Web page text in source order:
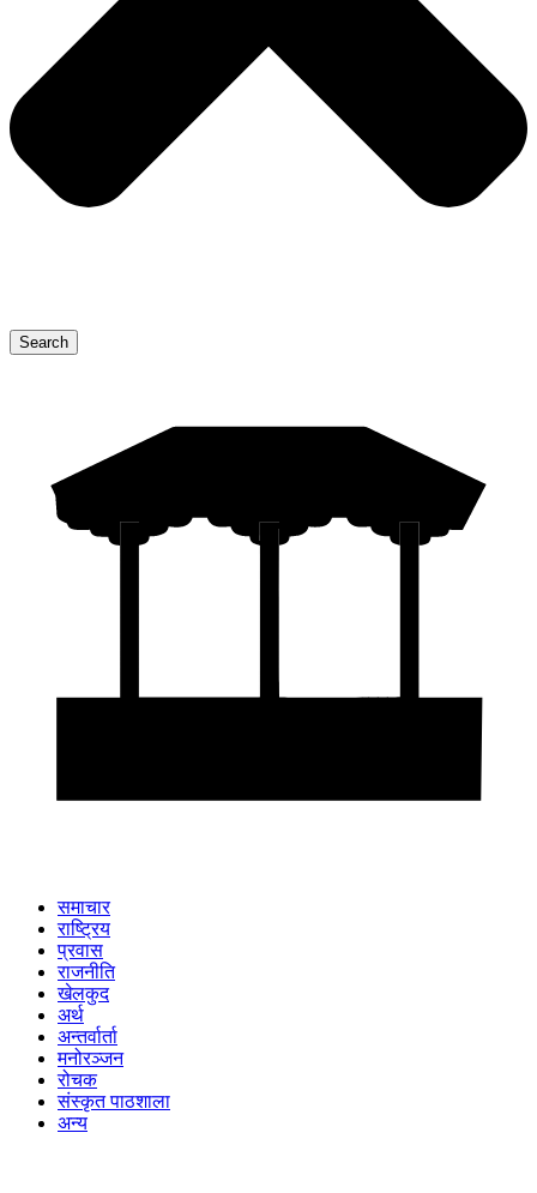
Search
समाचार
राष्ट्रिय
प्रवास
राजनीति
खेलकुद
अर्थ
अन्तर्वार्ता
मनोरञ्जन
रोचक
संस्कृत पाठशाला
अन्य